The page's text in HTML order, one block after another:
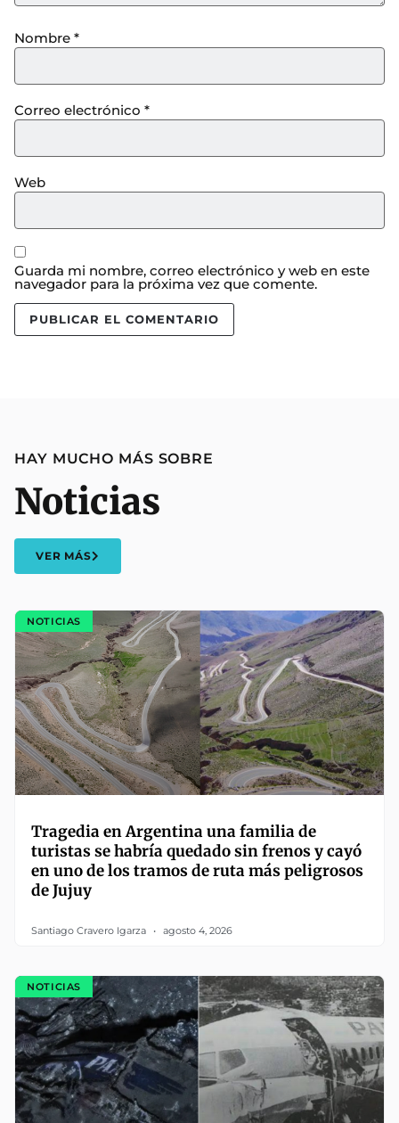
Nombre *
Correo electrónico *
Web
Guarda mi nombre, correo electrónico y web en este
navegador para la próxima vez que comente.
HAY MUCHO MÁS SOBRE
Noticias
VER MÁS
NOTICIAS
Tragedia en Argentina una familia de
turistas se habría quedado sin frenos y cayó
en uno de los tramos de ruta más peligrosos
de Jujuy
Santiago Cravero Igarza agosto 4, 2026
NOTICIAS